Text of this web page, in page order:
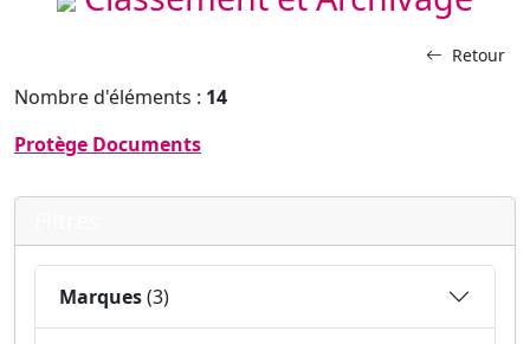
Retour
Nombre d'éléments : 14
Protège Documents
Marques(3)